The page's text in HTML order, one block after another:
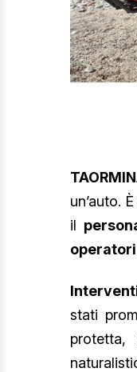
un’auto.
il
stati
protetta,